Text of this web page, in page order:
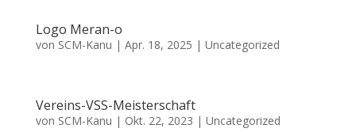
Logo Meran-o
von SCM-Kanu | Apr. 18, 2025 | Uncategorized
Vereins-VSS-Meisterschaft
von SCM-Kanu | Okt. 22, 2023 | Uncategorized